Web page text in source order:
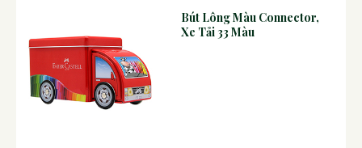
Bút Lông Màu Connector,
Xe Tải 33 Màu